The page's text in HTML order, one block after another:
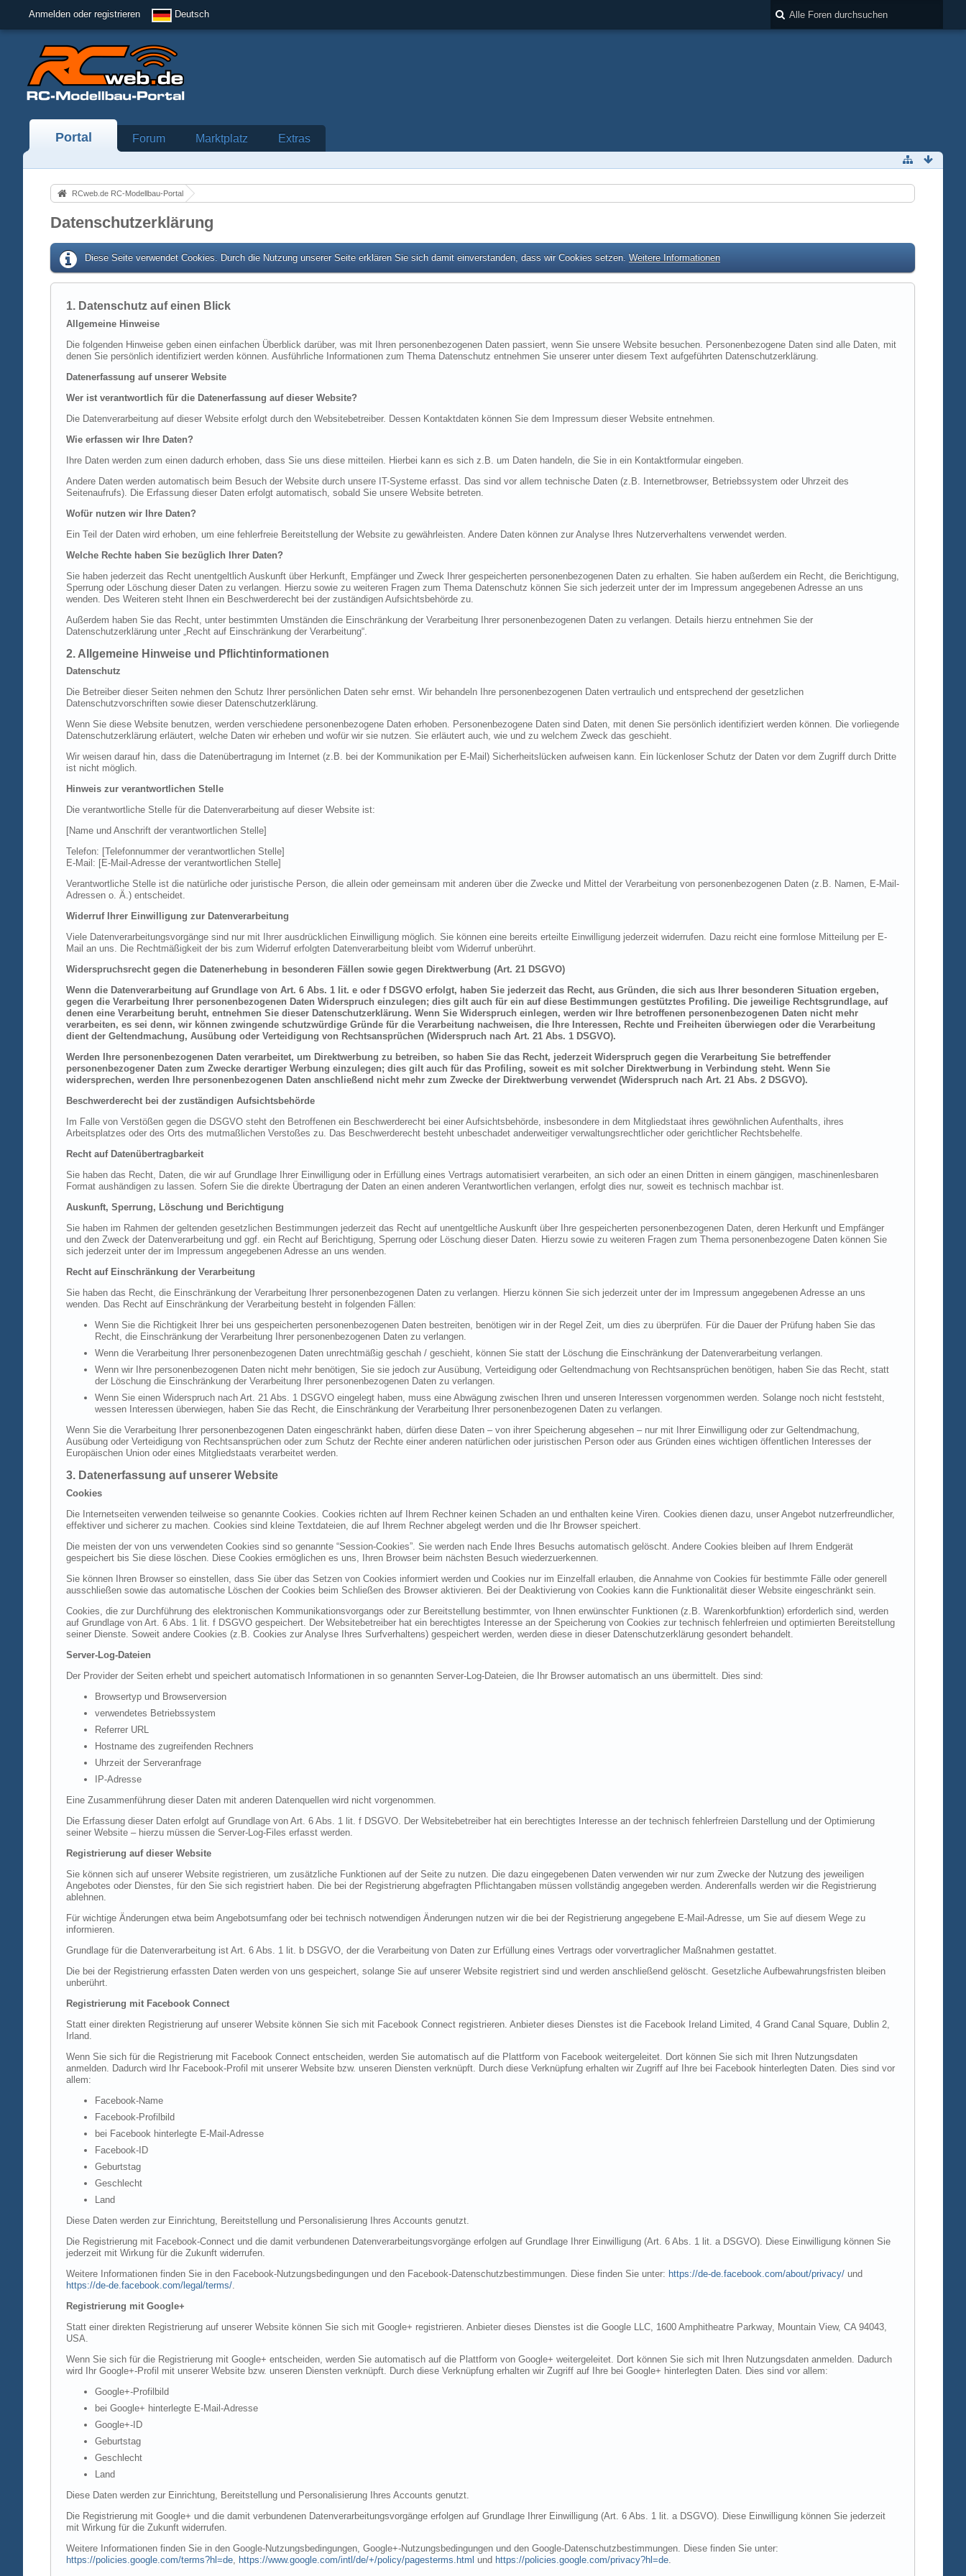
Anmelden oder registrieren Deutsch
Portal Forum Marktplatz Extras
RCweb.de RC-Modellbau-Portal
Datenschutzerklärung
Diese Seite verwendet Cookies. Durch die Nutzung unserer Seite erklären Sie sich damit einverstanden, dass wir Cookies setzen. Weitere Informationen
1. Datenschutz auf einen Blick
Allgemeine Hinweise
Die folgenden Hinweise geben einen einfachen Überblick darüber, was mit Ihren personenbezogenen Daten passiert, wenn Sie unsere Website besuchen. Personenbezogene Daten sind alle Daten, mit
denen Sie persönlich identifiziert werden können. Ausführliche Informationen zum Thema Datenschutz entnehmen Sie unserer unter diesem Text aufgeführten Datenschutzerklärung.
Datenerfassung auf unserer Website
Wer ist verantwortlich für die Datenerfassung auf dieser Website?
Die Datenverarbeitung auf dieser Website erfolgt durch den Websitebetreiber. Dessen Kontaktdaten können Sie dem Impressum dieser Website entnehmen.
Wie erfassen wir Ihre Daten?
Ihre Daten werden zum einen dadurch erhoben, dass Sie uns diese mitteilen. Hierbei kann es sich z.B. um Daten handeln, die Sie in ein Kontaktformular eingeben.
Andere Daten werden automatisch beim Besuch der Website durch unsere IT-Systeme erfasst. Das sind vor allem technische Daten (z.B. Internetbrowser, Betriebssystem oder Uhrzeit des
Seitenaufrufs). Die Erfassung dieser Daten erfolgt automatisch, sobald Sie unsere Website betreten.
Wofür nutzen wir Ihre Daten?
Ein Teil der Daten wird erhoben, um eine fehlerfreie Bereitstellung der Website zu gewährleisten. Andere Daten können zur Analyse Ihres Nutzerverhaltens verwendet werden.
Welche Rechte haben Sie bezüglich Ihrer Daten?
Sie haben jederzeit das Recht unentgeltlich Auskunft über Herkunft, Empfänger und Zweck Ihrer gespeicherten personenbezogenen Daten zu erhalten. Sie haben außerdem ein Recht, die Berichtigung,
Sperrung oder Löschung dieser Daten zu verlangen. Hierzu sowie zu weiteren Fragen zum Thema Datenschutz können Sie sich jederzeit unter der im Impressum angegebenen Adresse an uns
wenden. Des Weiteren steht Ihnen ein Beschwerderecht bei der zuständigen Aufsichtsbehörde zu.
Außerdem haben Sie das Recht, unter bestimmten Umständen die Einschränkung der Verarbeitung Ihrer personenbezogenen Daten zu verlangen. Details hierzu entnehmen Sie der
Datenschutzerklärung unter „Recht auf Einschränkung der Verarbeitung“.
2. Allgemeine Hinweise und Pflichtinformationen
Datenschutz
Die Betreiber dieser Seiten nehmen den Schutz Ihrer persönlichen Daten sehr ernst. Wir behandeln Ihre personenbezogenen Daten vertraulich und entsprechend der gesetzlichen
Datenschutzvorschriften sowie dieser Datenschutzerklärung.
Wenn Sie diese Website benutzen, werden verschiedene personenbezogene Daten erhoben. Personenbezogene Daten sind Daten, mit denen Sie persönlich identifiziert werden können. Die vorliegende
Datenschutzerklärung erläutert, welche Daten wir erheben und wofür wir sie nutzen. Sie erläutert auch, wie und zu welchem Zweck das geschieht.
Wir weisen darauf hin, dass die Datenübertragung im Internet (z.B. bei der Kommunikation per E-Mail) Sicherheitslücken aufweisen kann. Ein lückenloser Schutz der Daten vor dem Zugriff durch Dritte
ist nicht möglich.
Hinweis zur verantwortlichen Stelle
Die verantwortliche Stelle für die Datenverarbeitung auf dieser Website ist:
[Name und Anschrift der verantwortlichen Stelle]
Telefon: [Telefonnummer der verantwortlichen Stelle]
E-Mail: [E-Mail-Adresse der verantwortlichen Stelle]
Verantwortliche Stelle ist die natürliche oder juristische Person, die allein oder gemeinsam mit anderen über die Zwecke und Mittel der Verarbeitung von personenbezogenen Daten (z.B. Namen, E-Mail-
Adressen o. Ä.) entscheidet.
Widerruf Ihrer Einwilligung zur Datenverarbeitung
Viele Datenverarbeitungsvorgänge sind nur mit Ihrer ausdrücklichen Einwilligung möglich. Sie können eine bereits erteilte Einwilligung jederzeit widerrufen. Dazu reicht eine formlose Mitteilung per E-
Mail an uns. Die Rechtmäßigkeit der bis zum Widerruf erfolgten Datenverarbeitung bleibt vom Widerruf unberührt.
Widerspruchsrecht gegen die Datenerhebung in besonderen Fällen sowie gegen Direktwerbung (Art. 21 DSGVO)
Wenn die Datenverarbeitung auf Grundlage von Art. 6 Abs. 1 lit. e oder f DSGVO erfolgt, haben Sie jederzeit das Recht, aus Gründen, die sich aus Ihrer besonderen Situation ergeben,
gegen die Verarbeitung Ihrer personenbezogenen Daten Widerspruch einzulegen; dies gilt auch für ein auf diese Bestimmungen gestütztes Profiling. Die jeweilige Rechtsgrundlage, auf
denen eine Verarbeitung beruht, entnehmen Sie dieser Datenschutzerklärung. Wenn Sie Widerspruch einlegen, werden wir Ihre betroffenen personenbezogenen Daten nicht mehr
verarbeiten, es sei denn, wir können zwingende schutzwürdige Gründe für die Verarbeitung nachweisen, die Ihre Interessen, Rechte und Freiheiten überwiegen oder die Verarbeitung
dient der Geltendmachung, Ausübung oder Verteidigung von Rechtsansprüchen (Widerspruch nach Art. 21 Abs. 1 DSGVO).
Werden Ihre personenbezogenen Daten verarbeitet, um Direktwerbung zu betreiben, so haben Sie das Recht, jederzeit Widerspruch gegen die Verarbeitung Sie betreffender
personenbezogener Daten zum Zwecke derartiger Werbung einzulegen; dies gilt auch für das Profiling, soweit es mit solcher Direktwerbung in Verbindung steht. Wenn Sie
widersprechen, werden Ihre personenbezogenen Daten anschließend nicht mehr zum Zwecke der Direktwerbung verwendet (Widerspruch nach Art. 21 Abs. 2 DSGVO).
Beschwerderecht bei der zuständigen Aufsichtsbehörde
Im Falle von Verstößen gegen die DSGVO steht den Betroffenen ein Beschwerderecht bei einer Aufsichtsbehörde, insbesondere in dem Mitgliedstaat ihres gewöhnlichen Aufenthalts, ihres
Arbeitsplatzes oder des Orts des mutmaßlichen Verstoßes zu. Das Beschwerderecht besteht unbeschadet anderweitiger verwaltungsrechtlicher oder gerichtlicher Rechtsbehelfe.
Recht auf Datenübertragbarkeit
Sie haben das Recht, Daten, die wir auf Grundlage Ihrer Einwilligung oder in Erfüllung eines Vertrags automatisiert verarbeiten, an sich oder an einen Dritten in einem gängigen, maschinenlesbaren
Format aushändigen zu lassen. Sofern Sie die direkte Übertragung der Daten an einen anderen Verantwortlichen verlangen, erfolgt dies nur, soweit es technisch machbar ist.
Auskunft, Sperrung, Löschung und Berichtigung
Sie haben im Rahmen der geltenden gesetzlichen Bestimmungen jederzeit das Recht auf unentgeltliche Auskunft über Ihre gespeicherten personenbezogenen Daten, deren Herkunft und Empfänger
und den Zweck der Datenverarbeitung und ggf. ein Recht auf Berichtigung, Sperrung oder Löschung dieser Daten. Hierzu sowie zu weiteren Fragen zum Thema personenbezogene Daten können Sie
sich jederzeit unter der im Impressum angegebenen Adresse an uns wenden.
Recht auf Einschränkung der Verarbeitung
Sie haben das Recht, die Einschränkung der Verarbeitung Ihrer personenbezogenen Daten zu verlangen. Hierzu können Sie sich jederzeit unter der im Impressum angegebenen Adresse an uns
wenden. Das Recht auf Einschränkung der Verarbeitung besteht in folgenden Fällen:
Wenn Sie die Richtigkeit Ihrer bei uns gespeicherten personenbezogenen Daten bestreiten, benötigen wir in der Regel Zeit, um dies zu überprüfen. Für die Dauer der Prüfung haben Sie das
Recht, die Einschränkung der Verarbeitung Ihrer personenbezogenen Daten zu verlangen.
Wenn die Verarbeitung Ihrer personenbezogenen Daten unrechtmäßig geschah / geschieht, können Sie statt der Löschung die Einschränkung der Datenverarbeitung verlangen.
Wenn wir Ihre personenbezogenen Daten nicht mehr benötigen, Sie sie jedoch zur Ausübung, Verteidigung oder Geltendmachung von Rechtsansprüchen benötigen, haben Sie das Recht, statt
der Löschung die Einschränkung der Verarbeitung Ihrer personenbezogenen Daten zu verlangen.
Wenn Sie einen Widerspruch nach Art. 21 Abs. 1 DSGVO eingelegt haben, muss eine Abwägung zwischen Ihren und unseren Interessen vorgenommen werden. Solange noch nicht feststeht,
wessen Interessen überwiegen, haben Sie das Recht, die Einschränkung der Verarbeitung Ihrer personenbezogenen Daten zu verlangen.
Wenn Sie die Verarbeitung Ihrer personenbezogenen Daten eingeschränkt haben, dürfen diese Daten – von ihrer Speicherung abgesehen – nur mit Ihrer Einwilligung oder zur Geltendmachung,
Ausübung oder Verteidigung von Rechtsansprüchen oder zum Schutz der Rechte einer anderen natürlichen oder juristischen Person oder aus Gründen eines wichtigen öffentlichen Interesses der
Europäischen Union oder eines Mitgliedstaats verarbeitet werden.
3. Datenerfassung auf unserer Website
Cookies
Die Internetseiten verwenden teilweise so genannte Cookies. Cookies richten auf Ihrem Rechner keinen Schaden an und enthalten keine Viren. Cookies dienen dazu, unser Angebot nutzerfreundlicher,
effektiver und sicherer zu machen. Cookies sind kleine Textdateien, die auf Ihrem Rechner abgelegt werden und die Ihr Browser speichert.
Die meisten der von uns verwendeten Cookies sind so genannte “Session-Cookies”. Sie werden nach Ende Ihres Besuchs automatisch gelöscht. Andere Cookies bleiben auf Ihrem Endgerät
gespeichert bis Sie diese löschen. Diese Cookies ermöglichen es uns, Ihren Browser beim nächsten Besuch wiederzuerkennen.
Sie können Ihren Browser so einstellen, dass Sie über das Setzen von Cookies informiert werden und Cookies nur im Einzelfall erlauben, die Annahme von Cookies für bestimmte Fälle oder generell
ausschließen sowie das automatische Löschen der Cookies beim Schließen des Browser aktivieren. Bei der Deaktivierung von Cookies kann die Funktionalität dieser Website eingeschränkt sein.
Cookies, die zur Durchführung des elektronischen Kommunikationsvorgangs oder zur Bereitstellung bestimmter, von Ihnen erwünschter Funktionen (z.B. Warenkorbfunktion) erforderlich sind, werden
auf Grundlage von Art. 6 Abs. 1 lit. f DSGVO gespeichert. Der Websitebetreiber hat ein berechtigtes Interesse an der Speicherung von Cookies zur technisch fehlerfreien und optimierten Bereitstellung
seiner Dienste. Soweit andere Cookies (z.B. Cookies zur Analyse Ihres Surfverhaltens) gespeichert werden, werden diese in dieser Datenschutzerklärung gesondert behandelt.
Server-Log-Dateien
Der Provider der Seiten erhebt und speichert automatisch Informationen in so genannten Server-Log-Dateien, die Ihr Browser automatisch an uns übermittelt. Dies sind:
Browsertyp und Browserversion
verwendetes Betriebssystem
Referrer URL
Hostname des zugreifenden Rechners
Uhrzeit der Serveranfrage
IP-Adresse
Eine Zusammenführung dieser Daten mit anderen Datenquellen wird nicht vorgenommen.
Die Erfassung dieser Daten erfolgt auf Grundlage von Art. 6 Abs. 1 lit. f DSGVO. Der Websitebetreiber hat ein berechtigtes Interesse an der technisch fehlerfreien Darstellung und der Optimierung
seiner Website – hierzu müssen die Server-Log-Files erfasst werden.
Registrierung auf dieser Website
Sie können sich auf unserer Website registrieren, um zusätzliche Funktionen auf der Seite zu nutzen. Die dazu eingegebenen Daten verwenden wir nur zum Zwecke der Nutzung des jeweiligen
Angebotes oder Dienstes, für den Sie sich registriert haben. Die bei der Registrierung abgefragten Pflichtangaben müssen vollständig angegeben werden. Anderenfalls werden wir die Registrierung
ablehnen.
Für wichtige Änderungen etwa beim Angebotsumfang oder bei technisch notwendigen Änderungen nutzen wir die bei der Registrierung angegebene E-Mail-Adresse, um Sie auf diesem Wege zu
informieren.
Grundlage für die Datenverarbeitung ist Art. 6 Abs. 1 lit. b DSGVO, der die Verarbeitung von Daten zur Erfüllung eines Vertrags oder vorvertraglicher Maßnahmen gestattet.
Die bei der Registrierung erfassten Daten werden von uns gespeichert, solange Sie auf unserer Website registriert sind und werden anschließend gelöscht. Gesetzliche Aufbewahrungsfristen bleiben
unberührt.
Registrierung mit Facebook Connect
Statt einer direkten Registrierung auf unserer Website können Sie sich mit Facebook Connect registrieren. Anbieter dieses Dienstes ist die Facebook Ireland Limited, 4 Grand Canal Square, Dublin 2,
Irland.
Wenn Sie sich für die Registrierung mit Facebook Connect entscheiden, werden Sie automatisch auf die Plattform von Facebook weitergeleitet. Dort können Sie sich mit Ihren Nutzungsdaten
anmelden. Dadurch wird Ihr Facebook-Profil mit unserer Website bzw. unseren Diensten verknüpft. Durch diese Verknüpfung erhalten wir Zugriff auf Ihre bei Facebook hinterlegten Daten. Dies sind vor
allem:
Facebook-Name
Facebook-Profilbild
bei Facebook hinterlegte E-Mail-Adresse
Facebook-ID
Geburtstag
Geschlecht
Land
Diese Daten werden zur Einrichtung, Bereitstellung und Personalisierung Ihres Accounts genutzt.
Die Registrierung mit Facebook-Connect und die damit verbundenen Datenverarbeitungsvorgänge erfolgen auf Grundlage Ihrer Einwilligung (Art. 6 Abs. 1 lit. a DSGVO). Diese Einwilligung können Sie
jederzeit mit Wirkung für die Zukunft widerrufen.
Weitere Informationen finden Sie in den Facebook-Nutzungsbedingungen und den Facebook-Datenschutzbestimmungen. Diese finden Sie unter: https://de-de.facebook.com/about/privacy/ und
https://de-de.facebook.com/legal/terms/.
Registrierung mit Google+
Statt einer direkten Registrierung auf unserer Website können Sie sich mit Google+ registrieren. Anbieter dieses Dienstes ist die Google LLC, 1600 Amphitheatre Parkway, Mountain View, CA 94043,
USA.
Wenn Sie sich für die Registrierung mit Google+ entscheiden, werden Sie automatisch auf die Plattform von Google+ weitergeleitet. Dort können Sie sich mit Ihren Nutzungsdaten anmelden. Dadurch
wird Ihr Google+-Profil mit unserer Website bzw. unseren Diensten verknüpft. Durch diese Verknüpfung erhalten wir Zugriff auf Ihre bei Google+ hinterlegten Daten. Dies sind vor allem:
Google+-Profilbild
bei Google+ hinterlegte E-Mail-Adresse
Google+-ID
Geburtstag
Geschlecht
Land
Diese Daten werden zur Einrichtung, Bereitstellung und Personalisierung Ihres Accounts genutzt.
Die Registrierung mit Google+ und die damit verbundenen Datenverarbeitungsvorgänge erfolgen auf Grundlage Ihrer Einwilligung (Art. 6 Abs. 1 lit. a DSGVO). Diese Einwilligung können Sie jederzeit
mit Wirkung für die Zukunft widerrufen.
Weitere Informationen finden Sie in den Google-Nutzungsbedingungen, Google+-Nutzungsbedingungen und den Google-Datenschutzbestimmungen. Diese finden Sie unter:
https://policies.google.com/terms?hl=de, https://www.google.com/intl/de/+/policy/pagesterms.html und https://policies.google.com/privacy?hl=de.